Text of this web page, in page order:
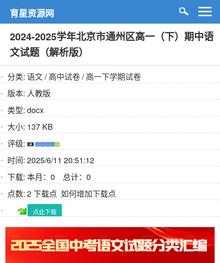
育星资源网
2024-2025学年北京市通州区高一（下）期中语
文试题（解析版）
分类: 语文/高中试卷/高一下学期试卷
版本: 人教版
类型: docx
大小: 137 KB
评级:
时间: 2025/6/11 20:51:12
下载: 本月：0 总计：0
点数: 2 下载点 如何增加下载点
点此下载